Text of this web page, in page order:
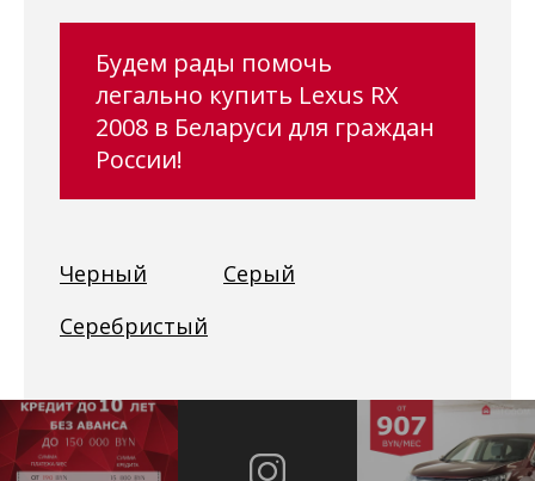
Будем рады помочь
легально купить Lexus RX
2008 в Беларуси для граждан
России!
Черный
Серый
Серебристый